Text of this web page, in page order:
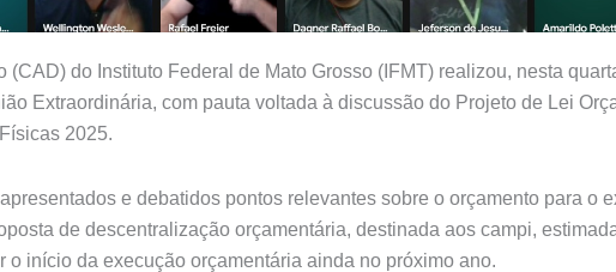
(CAD) do Instituto Federal de Mato Grosso (IFMT) realizou, nesta
Extraordinária, com pauta voltada à discussão do Projeto de Lei
2025.
e debatidos pontos relevantes sobre o orçamento para o
de descentralização orçamentária, destinada aos campi,
o início da execução orçamentária ainda no próximo ano.